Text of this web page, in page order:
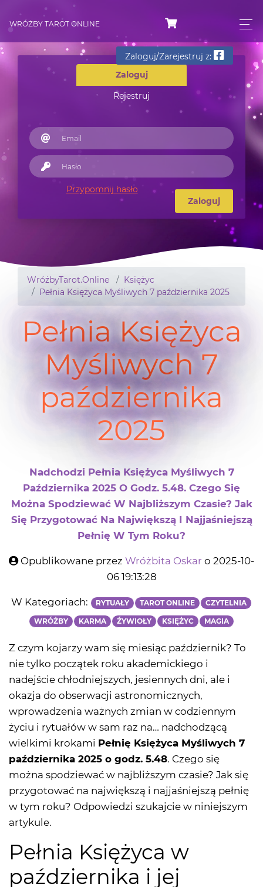
WRÓŻBY TAROT ONLINE
Zaloguj
Rejestruj
Zaloguj/Zarejestruj z:
Przypomnij hasło
Zaloguj
WróżbyTarot.Online
Księżyc
Pełnia Księżyca Myśliwych 7 października 2025
Pełnia Księżyca
Myśliwych 7
października
2025
Nadchodzi Pełnia Księżyca Myśliwych 7
Października 2025 O Godz. 5.48. Czego Się
Można Spodziewać W Najbliższym Czasie? Jak
Się Przygotować Na Największą I Najjaśniejszą
Pełnię W Tym Roku?
Opublikowane przez Wróżbita Oskar o 2025-10-
06 19:13:28
W Kategoriach: RYTUAŁY TAROT ONLINE CZYTELNIA
WRÓŻBY KARMA ŹYWIOŁY KSIĘŻYC MAGIA
Z czym kojarzy wam się miesiąc październik? To
nie tylko początek roku akademickiego i
nadejście chłodniejszych, jesiennych dni, ale i
okazja do obserwacji astronomicznych,
wprowadzenia ważnych zmian w codziennym
życiu i rytuałów w sam raz na… nadchodzącą
wielkimi krokami Pełnię Księżyca Myśliwych 7
października 2025 o godz. 5.48. Czego się
można spodziewać w najbliższym czasie? Jak się
przygotować na największą i najjaśniejszą pełnię
w tym roku? Odpowiedzi szukajcie w niniejszym
artykule.
Pełnia Księżyca w
października i jej